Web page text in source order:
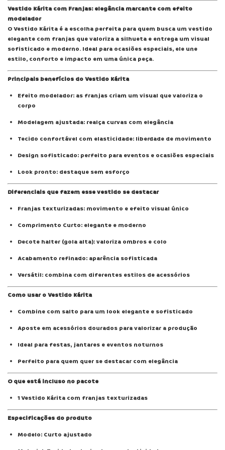
Vestido Kárita com Franjas: elegância marcante com efeito
modelador
O Vestido Kárita é a escolha perfeita para quem busca um vestido
elegante com franjas que valoriza a silhueta e entrega um visual
sofisticado e moderno. Ideal para ocasiões especiais, ele une
estilo, conforto e impacto em uma única peça.
Principais benefícios do Vestido Kárita
Efeito modelador: as franjas criam um visual que valoriza o
corpo
Modelagem ajustada: realça curvas com elegância
Tecido confortável com elasticidade: liberdade de movimento
Design sofisticado: perfeito para eventos e ocasiões especiais
Look pronto: destaque sem esforço
Diferenciais que fazem esse vestido se destacar
Franjas texturizadas: movimento e efeito visual único
Comprimento Curto: elegante e moderno
Decote halter (gola alta): valoriza ombros e colo
Acabamento refinado: aparência sofisticada
Versátil: combina com diferentes estilos de acessórios
Como usar o Vestido Kárita
Combine com salto para um look elegante e sofisticado
Aposte em acessórios dourados para valorizar a produção
Ideal para festas, jantares e eventos noturnos
Perfeito para quem quer se destacar com elegância
O que está incluso no pacote
1 Vestido Kárita com franjas texturizadas
Especificações do produto
Modelo: Curto ajustado